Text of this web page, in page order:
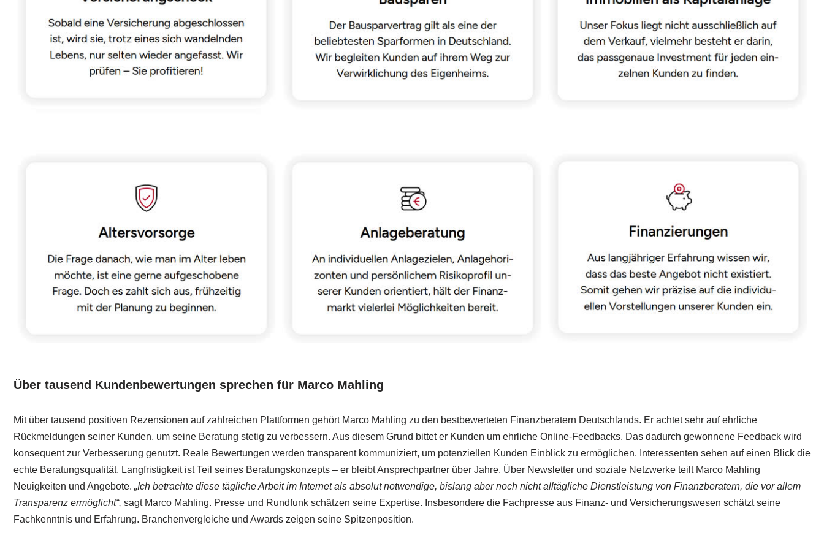
Über tausend Kundenbewertungen sprechen für Marco Mahling
Mit über tausend positiven Rezensionen auf zahlreichen Plattformen gehört Marco Mahling zu den bestbewerteten Finanzberatern Deutschlands. Er achtet sehr auf ehrliche
Rückmeldungen seiner Kunden, um seine Beratung stetig zu verbessern. Aus diesem Grund bittet er Kunden um ehrliche Online-Feedbacks. Das dadurch gewonnene Feedback wird
konsequent zur Verbesserung genutzt. Reale Bewertungen werden transparent kommuniziert, um potenziellen Kunden Einblick zu ermöglichen. Interessenten sehen auf einen Blick die
echte Beratungsqualität. Langfristigkeit ist Teil seines Beratungskonzepts – er bleibt Ansprechpartner über Jahre. Über Newsletter und soziale Netzwerke teilt Marco Mahling
Neuigkeiten und Angebote. „Ich betrachte diese tägliche Arbeit im Internet als absolut notwendige, bislang aber noch nicht alltägliche Dienstleistung von Finanzberatern, die vor allem
Transparenz ermöglicht“, sagt Marco Mahling. Presse und Rundfunk schätzen seine Expertise. Insbesondere die Fachpresse aus Finanz- und Versicherungswesen schätzt seine
Fachkenntnis und Erfahrung. Branchenvergleiche und Awards zeigen seine Spitzenposition.